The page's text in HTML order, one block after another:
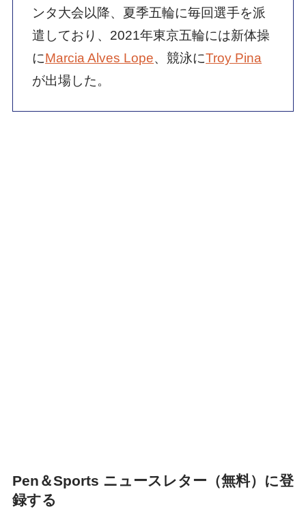
ンタ大会以降、夏季五輪に毎回選手を派
遣しており、2021年東京五輪には新体操
にMarcia Alves Lope、競泳にTroy Pina
が出場した。
Pen＆Sports ニュースレター（無料）に登
録する